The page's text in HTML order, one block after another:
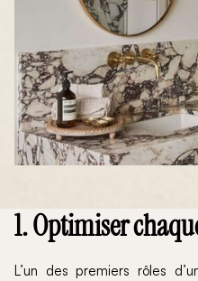
1. Optimiser
L’un des premiers rôles